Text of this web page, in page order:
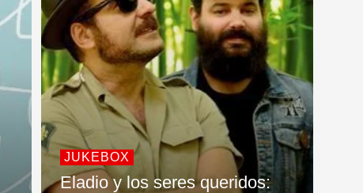
JUKEBOX
Eladio y los seres queridos: